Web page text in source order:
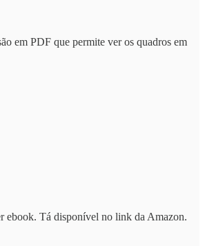
em PDF que permite ver os quadros em
ebook. Tá disponível no link da Amazon.